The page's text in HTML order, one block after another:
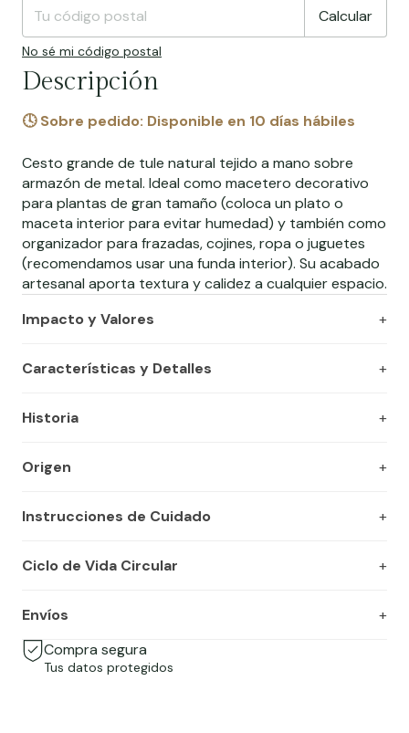
Calcular
No sé mi código postal
Descripción
🕓Sobre pedido: Disponible en 10 días hábiles
Cesto grande de tule natural tejido a mano sobre
armazón de metal. Ideal como macetero decorativo
para plantas de gran tamaño (coloca un plato o
maceta interior para evitar humedad) y también como
organizador para frazadas, cojines, ropa o juguetes
(recomendamos usar una funda interior). Su acabado
artesanal aporta textura y calidez a cualquier espacio.
Impacto y Valores
Características y Detalles
Historia
Origen
Instrucciones de Cuidado
Ciclo de Vida Circular
Envíos
Compra segura
Tus datos protegidos